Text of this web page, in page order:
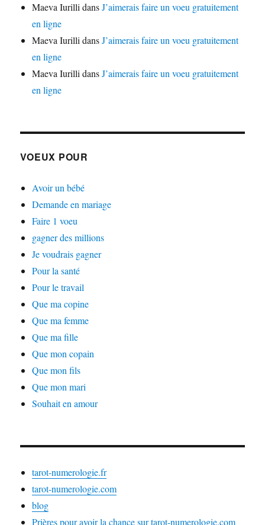
Maeva Iurilli dansJ’aimerais faire un voeu gratuitement
en ligne
Maeva Iurilli dansJ’aimerais faire un voeu gratuitement
en ligne
Maeva Iurilli dansJ’aimerais faire un voeu gratuitement
en ligne
VOEUX POUR
Avoir un bébé
Demande en mariage
Faire 1 voeu
gagner des millions
Je voudrais gagner
Pour la santé
Pour le travail
Que ma copine
Que ma femme
Que ma fille
Que mon copain
Que mon fils
Que mon mari
Souhait en amour
tarot-numerologie.fr
tarot-numerologie.com
blog
Prières pour avoir la chance sur tarot-numerologie.com